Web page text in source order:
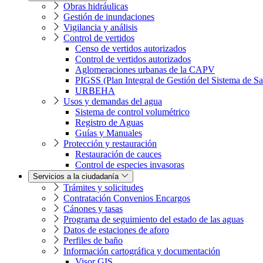
Obras hidráulicas
Gestión de inundaciones
Vigilancia y análisis
Control de vertidos
Censo de vertidos autorizados
Control de vertidos autorizados
Aglomeraciones urbanas de la CAPV
PIGSS (Plan Integral de Gestión del Sistema de
URBEHA
Usos y demandas del agua
Sistema de control volumétrico
Registro de Aguas
Guías y Manuales
Protección y restauración
Restauración de cauces
Control de especies invasoras
Servicios a la ciudadanía
Trámites y solicitudes
Contratación Convenios Encargos
Cánones y tasas
Programa de seguimiento del estado de las aguas
Datos de estaciones de aforo
Perfiles de baño
Información cartográfica y documentación